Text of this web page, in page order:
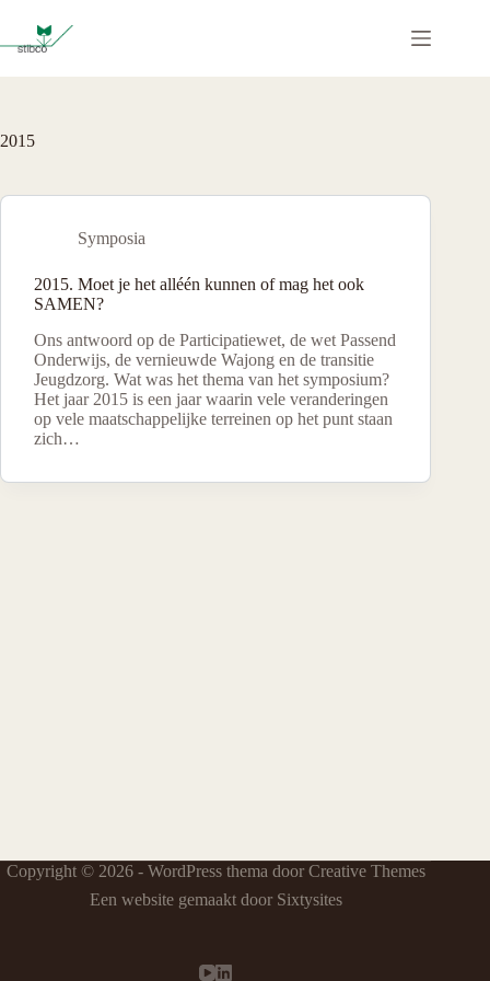
de
2015
Symposia
2015. Moet je het alléén kunnen of mag het ook
SAMEN?
Ons antwoord op de Participatiewet, de wet Passend
Onderwijs, de vernieuwde Wajong en de transitie
Jeugdzorg. Wat was het thema van het symposium?
Het jaar 2015 is een jaar waarin vele veranderingen
op vele maatschappelijke terreinen op het punt staan
zich…
Copyright © 2026 - WordPress thema door Creative Themes
Een website gemaakt door Sixtysites